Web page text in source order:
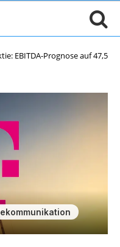
EBITDA-Prognose auf 47,5